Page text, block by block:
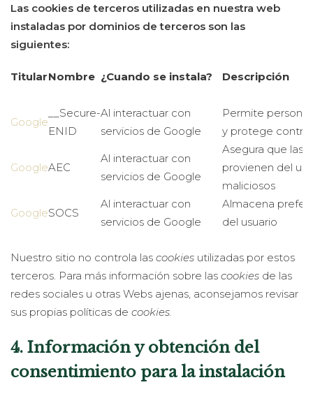
Las cookies de terceros utilizadas en nuestra web
instaladas por dominios de terceros son las
siguientes:
TitularNombre ¿Cuando se instala? Descripción
Google
__Secure-
ENID
Al interactuar con
servicios de Google
Permite
y protege contra
GoogleAEC
Al interactuar con
servicios de Google
Asegura que las
provienen del
maliciosos
GoogleSOCS
Al interactuar con
servicios de Google
Almacena
del usuario
Nuestro sitio no controla las cookies utilizadas por estos
terceros. Para más información sobre las cookies de las
redes sociales u otras Webs ajenas, aconsejamos revisar
sus propias políticas de cookies.
4. Información y obtención del
consentimiento para la instalación